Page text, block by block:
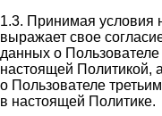
1.3. Принимая условия
выражает свое
данных о
настоящей Политикой,
о Пользователе
в настоящей Политике.